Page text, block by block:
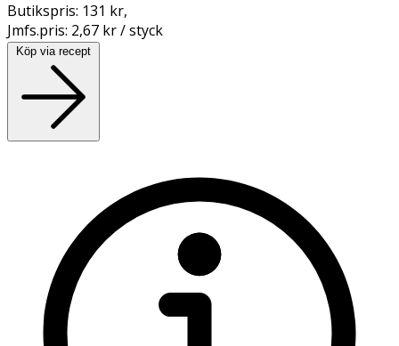
Butikspris: 131 kr,
Jmfs.pris: 2,67 kr / styck
Köp via recept